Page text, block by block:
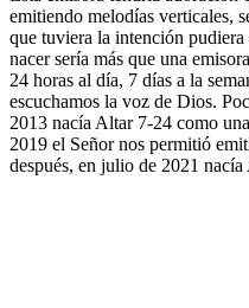
emitiendo melodías verticales,
que tuviera la intención
nacer sería más que una
24 horas al día, 7 días a la
escuchamos la voz de Dios.
2013 nacía Altar 7-24 como
2019 el Señor nos permitió
después, en julio de 2021